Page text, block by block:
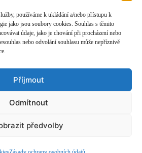
používáme k ukládání a/nebo přístupu k
jako jsou soubory cookies. Souhlas s těmito
údaje, jako je chování při procházení nebo
nebo odvolání souhlasu může nepříznivě
Příjmout
Odmítnout
předvolby
pozoruhodnými alby
| vydává Hudební informační středisko
– design a adminAtelier Dokument